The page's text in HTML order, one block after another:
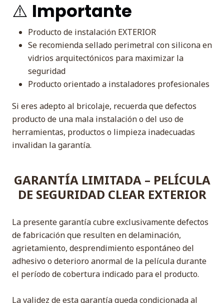
⚠️ Importante
Producto de instalación EXTERIOR
Se recomienda sellado perimetral con silicona en
vidrios arquitectónicos para maximizar la
seguridad
Producto orientado a instaladores profesionales
Si eres adepto al bricolaje, recuerda que defectos
producto de una mala instalación o del uso de
herramientas, productos o limpieza inadecuadas
invalidan la garantía.
GARANTÍA LIMITADA – PELÍCULA
DE SEGURIDAD CLEAR EXTERIOR
La presente garantía cubre exclusivamente defectos
de fabricación que resulten en delaminación,
agrietamiento, desprendimiento espontáneo del
adhesivo o deterioro anormal de la película durante
el período de cobertura indicado para el producto.
La validez de esta garantía queda condicionada al